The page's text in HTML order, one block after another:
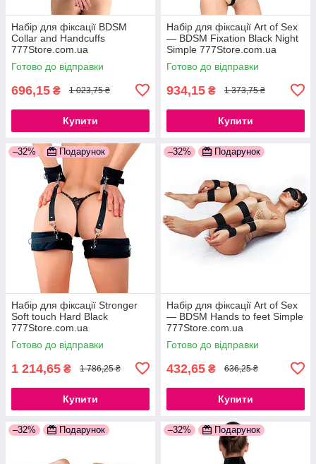
Набір для фіксації BDSM
Collar and Handcuffs
777Store.com.ua
Готово до відправки
696,15 ₴ 1 023,75 ₴
Купити
Набір для фіксації Art of Sex
— BDSM Fixation Black Night
Simple 777Store.com.ua
Готово до відправки
934,15 ₴ 1 373,75 ₴
Купити
–32% Подарунок
Набір для фіксації Stronger
Soft touch Hard Black
777Store.com.ua
Готово до відправки
1 214,65 ₴ 1 786,25 ₴
Купити
–32% Подарунок
Набір для фіксації Art of Sex
— BDSM Hands to feet Simple
777Store.com.ua
Готово до відправки
432,65 ₴ 636,25 ₴
Купити
–32% Подарунок –32% Подарунок